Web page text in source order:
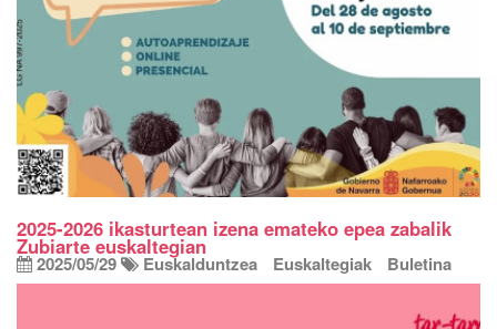
2025-2026 ikasturtean izena emateko epea zabalik
Zubiarte euskaltegian
2025/05/29 Euskalduntzea Euskaltegiak Buletina